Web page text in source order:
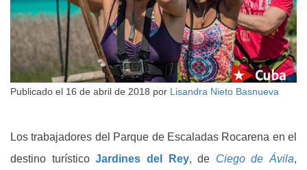
Publicado el 16 de abril de 2018 por Lisandra Nieto Basnueva
Los trabajadores del Parque de Escaladas Rocarena en el
destino turísticoJardines del Rey, de Ciego de Ávila,